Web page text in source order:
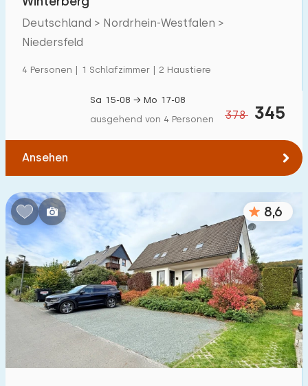
Deutschland > Nordrhein-Westfalen >
Niedersfeld
4 Personen | 1 Schlafzimmer | 2 Haustiere
378 345
Sa 15-08 → Mo 17-08
ausgehend von 4 Personen
Ansehen
8,6